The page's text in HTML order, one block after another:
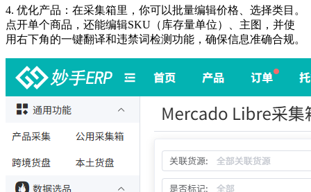
4. 优化产品：在采集箱里，你可以批量编辑价格、选择类目。
点开单个商品，还能编辑SKU（库存量单位）、主图，并使
用右下角的一键翻译和违禁词检测功能，确保信息准确合规。